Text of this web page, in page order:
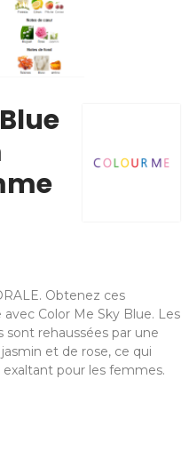
Obtenez ces
Color Me Sky Blue. Les
rehaussées par une
et de rose, ce qui
pour les femmes.